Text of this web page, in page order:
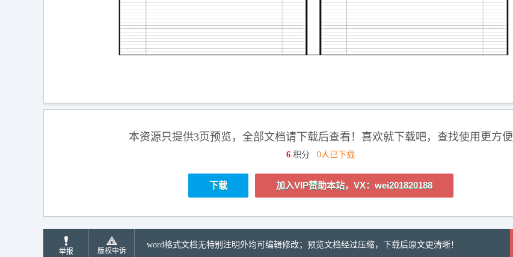
本资源只提供3页预览，全部文档请下载后查看！喜欢就下载吧，查找使用更方便
6 积分 0人已下载
下载 加入VIP赞助本站，VX：wei201820188
举报 版权申诉
word格式文档无特别注明外均可编辑修改；预览文档经过压缩，下载后原文更清晰！